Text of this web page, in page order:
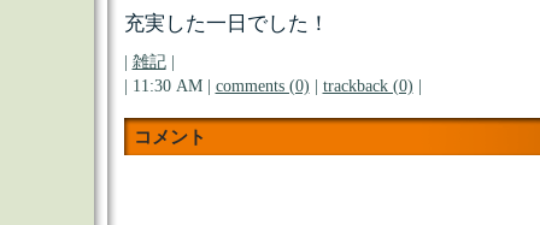
充実した一日でした！
雑記|
| 11:30 AM | comments (0) trackback (0)
コメント